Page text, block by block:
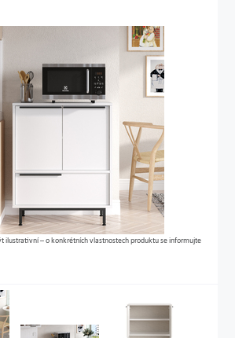
ilustrativní – o konkrétních vlastnostech produktu se informujte